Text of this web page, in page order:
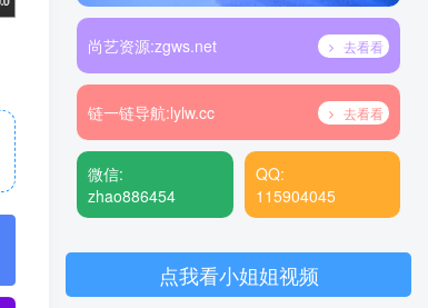
尚艺资源:zgws.net 去看看
链一链导航:lylw.cc 去看看
微信:
zhao886454
QQ:
115904045
点我看小姐姐视频